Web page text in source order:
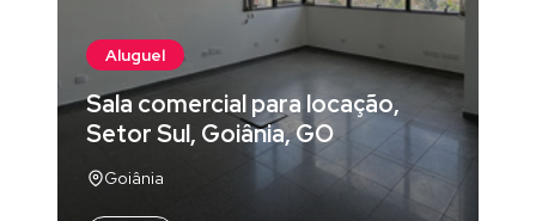
Aluguel
Sala comercial para locação,
Setor Sul, Goiânia, GO
Goiânia